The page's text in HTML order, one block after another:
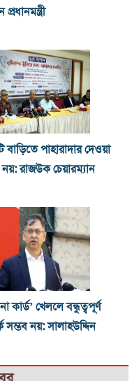
বাড়িতে পাহারাদার দেওয়া
রাজউক চেয়ারম্যান
কার্ড’ খেললে বন্ধুত্বপূর্ণ
সম্ভব নয়: সালাহউদ্দিন